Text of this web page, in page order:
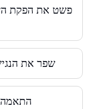
פשט את הפקת
שפר את
התאמה